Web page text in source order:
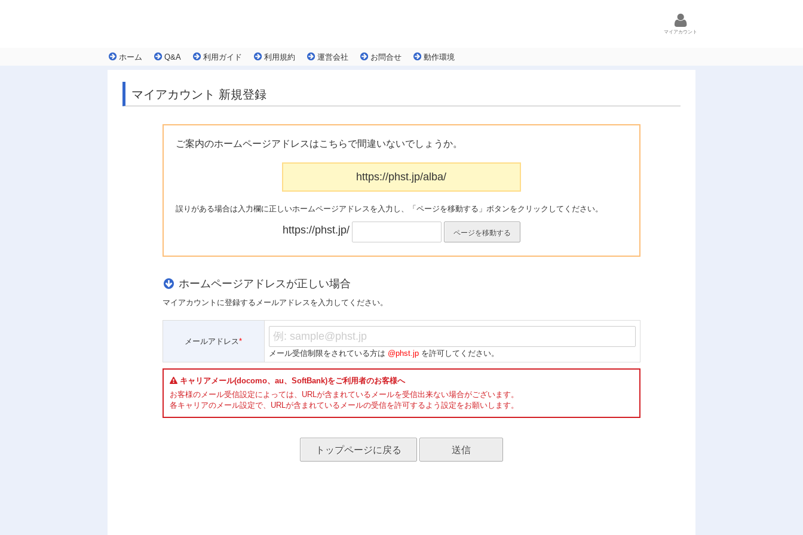
マイアカウント
ホーム Q&A 利用ガイド 利用規約 運営会社 お問合せ 動作環境
マイアカウント 新規登録
ご案内のホームページアドレスはこちらで間違いないでしょうか。
https://phst.jp/alba/
誤りがある場合は入力欄に正しいホームページアドレスを入力し、「ページを移動する」ボタンをクリックしてください。
https://phst.jp/
ホームページアドレスが正しい場合
マイアカウントに登録するメールアドレスを入力してください。
メールアドレス*
メール受信制限をされている方は @phst.jpを許可してください。
キャリアメール(docomo、au、SoftBank)をご利用者のお客様へ
お客様のメール受信設定によっては、URLが含まれているメールを受信出来ない場合がございます。
各キャリアのメール設定で、URLが含まれているメールの受信を許可するよう設定をお願いします。